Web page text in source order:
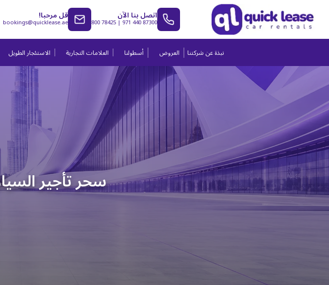
اتصل بنا الآن800 78425 |971 440 87300 قل مرحبا!
bookings@quicklease.ae
نبذة عن شركتنا العروض أسطولنا العلامات التجارية الاستئجار الطويل
سحر تأجير